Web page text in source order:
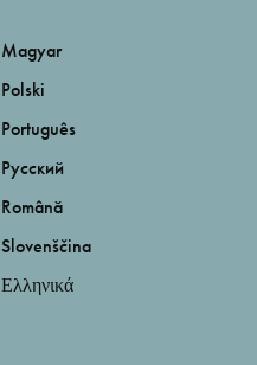
Magyar
Polski
Português
Русский
Română
Slovenščina
Ελληνικά